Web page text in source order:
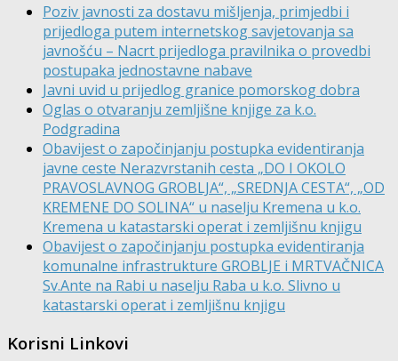
Poziv javnosti za dostavu mišljenja, primjedbi i
prijedloga putem internetskog savjetovanja sa
javnošću – Nacrt prijedloga pravilnika o provedbi
postupaka jednostavne nabave
Javni uvid u prijedlog granice pomorskog dobra
Oglas o otvaranju zemljišne knjige za k.o.
Podgradina
Obavijest o započinjanju postupka evidentiranja
javne ceste Nerazvrstanih cesta „DO I OKOLO
PRAVOSLAVNOG GROBLJA“, „SREDNJA CESTA“, „OD
KREMENE DO SOLINA“ u naselju Kremena u k.o.
Kremena u katastarski operat i zemljišnu knjigu
Obavijest o započinjanju postupka evidentiranja
komunalne infrastrukture GROBLJE i MRTVAČNICA
Sv.Ante na Rabi u naselju Raba u k.o. Slivno u
katastarski operat i zemljišnu knjigu
Korisni Linkovi